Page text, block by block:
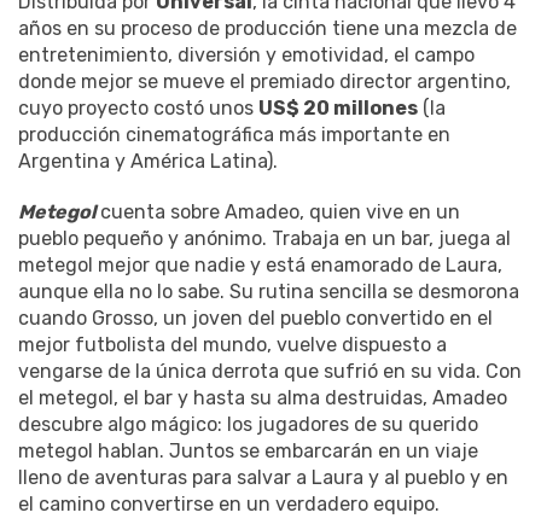
años en su proceso de producción tiene una mezcla de
entretenimiento, diversión y emotividad, el campo
donde mejor se mueve el premiado director argentino,
cuyo proyecto costó unos US$ 20 millones (la
producción cinematográfica más importante en
Argentina y América Latina).
Metegolcuenta sobre Amadeo, quien vive en un
pueblo pequeño y anónimo. Trabaja en un bar, juega al
metegol mejor que nadie y está enamorado de Laura,
aunque ella no lo sabe. Su rutina sencilla se desmorona
cuando Grosso, un joven del pueblo convertido en el
mejor futbolista del mundo, vuelve dispuesto a
vengarse de la única derrota que sufrió en su vida. Con
el metegol, el bar y hasta su alma destruidas, Amadeo
descubre algo mágico: los jugadores de su querido
metegol hablan. Juntos se embarcarán en un viaje
lleno de aventuras para salvar a Laura y al pueblo y en
el camino convertirse en un verdadero equipo.